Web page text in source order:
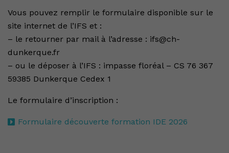
Vous pouvez remplir le formulaire disponible sur le
site internet de l’IFS et :
– le retourner par mail à l’adresse : ifs@ch-
dunkerque.fr
– ou le déposer à l’IFS : impasse floréal – CS 76 367
59385 Dunkerque Cedex 1
Le formulaire d’inscription :
Formulaire découverte formation IDE 2026